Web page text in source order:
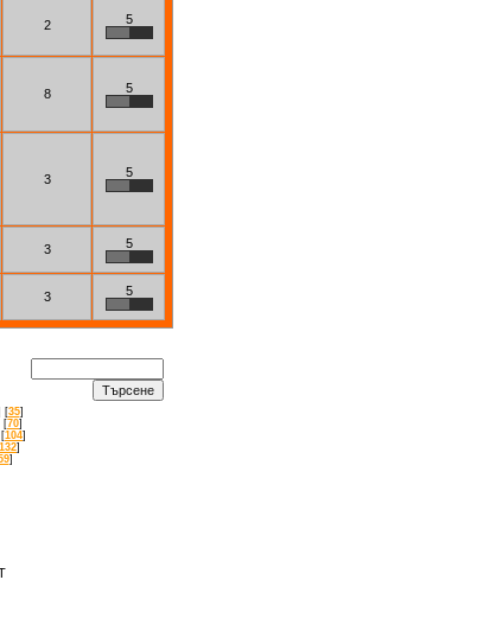
2 5
8 5
3 5
3 5
3 5
[35]
[70]
104]
132]
]